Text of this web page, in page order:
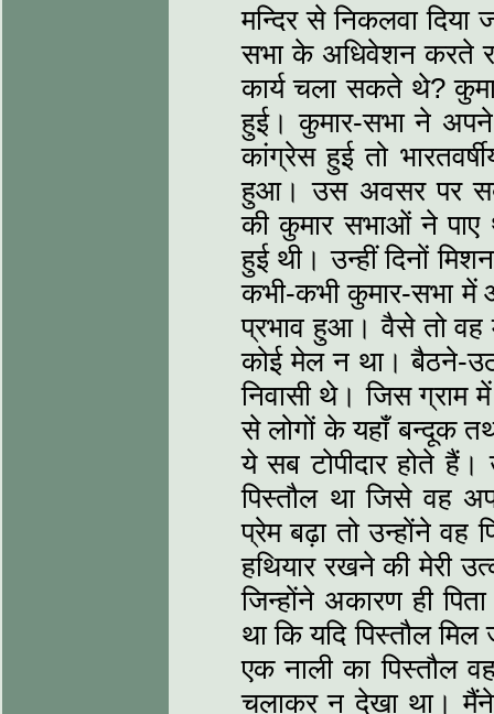
मन्दिर से निकलवा
सभा के अधिवेशन करते
कार्य चला सकते थे?
हुई। कुमार-सभा ने
कांग्रेस हुई तो
हुआ। उस अवसर पर
की कुमार सभाओं ने पाए
हुई थी। उन्हीं दिनों
कभी-कभी कुमार-सभा
प्रभाव हुआ। वैसे तो
कोई मेल न था। बैठने-
निवासी थे। जिस ग्राम
से लोगों के यहाँ बन्दूक
ये सब टोपीदार होते
पिस्तौल था जिसे वह
प्रेम बढ़ा तो उन्होंने
हथियार रखने की मेरी
जिन्होंने अकारण ही
था कि यदि पिस्तौल
एक नाली का पिस्तौल
चलाकर न देखा था। मैंने